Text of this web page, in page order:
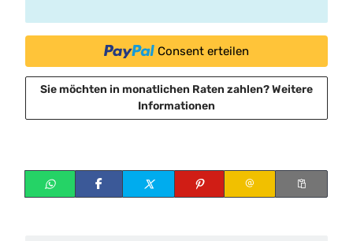
Consent erteilen
Sie möchten in monatlichen Raten zahlen?Weitere
Informationen